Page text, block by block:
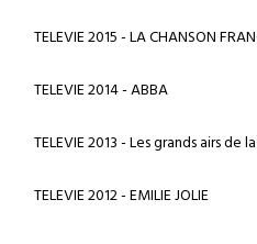
TELEVIE 2015 - LA CHANSON
TELEVIE 2014 - ABBA
TELEVIE 2013 - Les grands airs de
TELEVIE 2012 - EMILIE JOLIE